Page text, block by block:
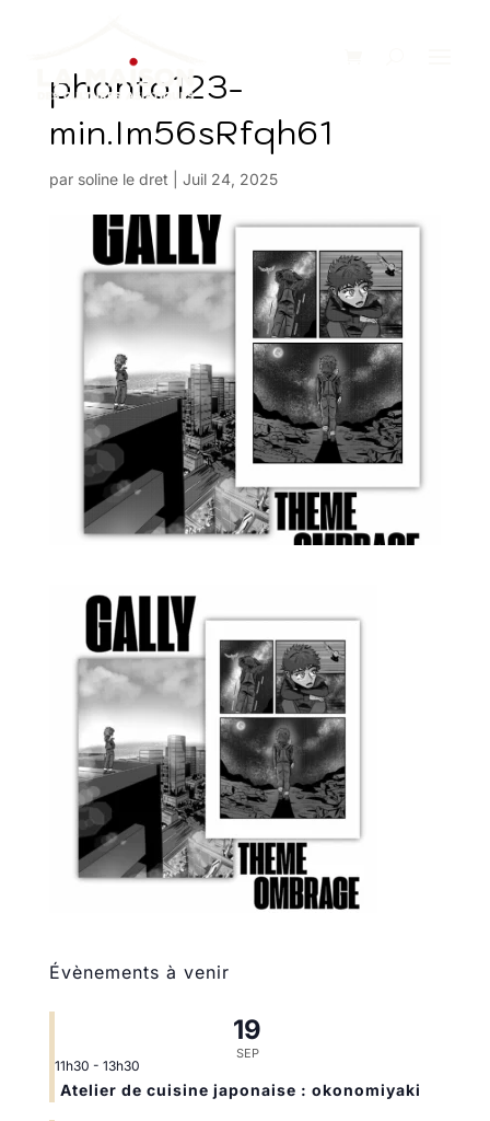
phonto123-
min.Im56sRfqh61
par soline le dret Juil 24, 2025
Évènements à venir
19
SEP
11h30 - 13h30
Atelier de cuisine japonaise : okonomiyaki